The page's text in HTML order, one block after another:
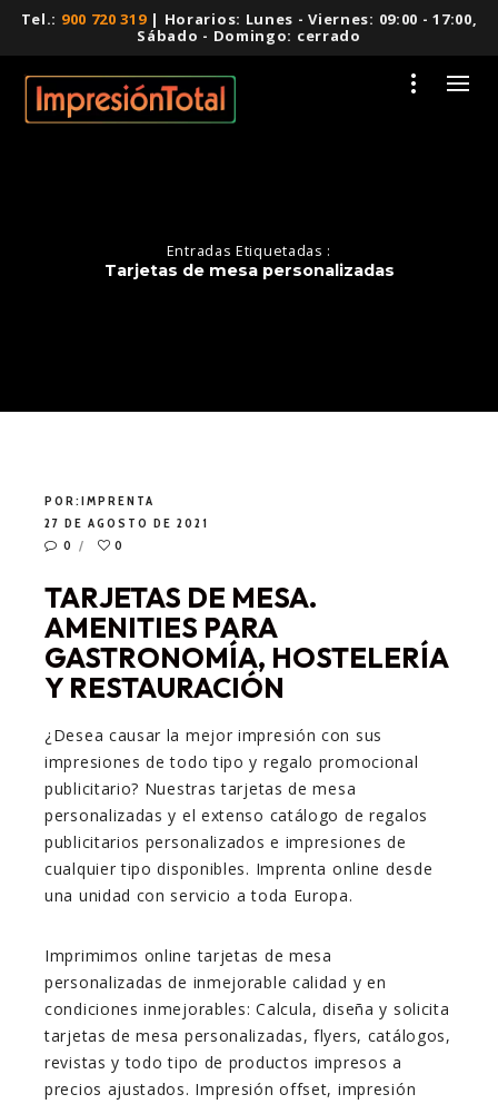
Tel.: 900 720 319| Horarios: Lunes - Viernes: 09:00 - 17:00,
Sábado - Domingo: cerrado
Entradas Etiquetadas :
Tarjetas de mesa personalizadas
POR:IMPRENTA
27 DE AGOSTO DE 2021
0
0
TARJETAS DE MESA.
AMENITIES PARA
GASTRONOMÍA, HOSTELERÍA
Y RESTAURACIÓN
¿Desea causar la mejor impresión con sus
impresiones de todo tipo y regalo promocional
publicitario? Nuestras tarjetas de mesa
personalizadas y el extenso catálogo de regalos
publicitarios personalizados e impresiones de
cualquier tipo disponibles. Imprenta online desde
una unidad con servicio a toda Europa.
Imprimimos online tarjetas de mesa
personalizadas de inmejorable calidad y en
condiciones inmejorables: Calcula, diseña y solicita
tarjetas de mesa personalizadas, flyers, catálogos,
revistas y todo tipo de productos impresos a
precios ajustados. Impresión offset, impresión